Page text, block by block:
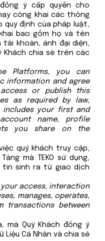
ý cấp quyền cho
công khai các thông
định của pháp luật,
bao gồm họ và tên
khoản, ảnh đại diện,
Khách chia sẻ trên các
Platforms, you can
information and agree
or publish this
as required by law,
includes your first and
name, profile
you share on the
quý khách truy cập,
mà TEKO sử dụng,
tin sinh ra từ giao dịch
access, interaction
manages, operates,
transactions between
mà Quý Khách đồng ý
Liệu Cá Nhân và chia sẻ